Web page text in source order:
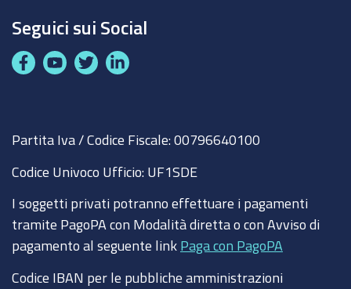
Seguici sui Social
F
b
o
k
Y
u
b
T
t
e
L
e
d
n
Partita Iva / Codice Fiscale: 00796640100
Codice Univoco Ufficio: UF1SDE
I soggetti privati potranno effettuare i pagamenti
tramite PagoPA con Modalità diretta o con Avviso di
pagamento al seguente link Paga con PagoPA
Codice IBAN per le pubbliche amministrazioni